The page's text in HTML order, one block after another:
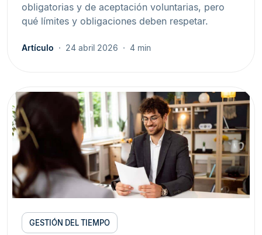
obligatorias y de aceptación voluntarias, pero
qué límites y obligaciones deben respetar.
Artículo 24 abril 2026 4 min
GESTIÓN DEL TIEMPO